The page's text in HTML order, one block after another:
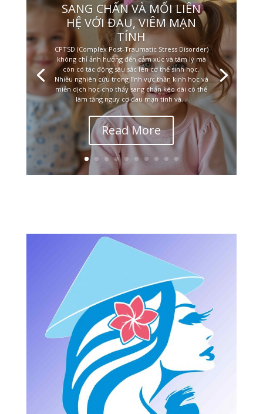
SANG CHẤN VÀ MỐI LIÊN
HỆ VỚI ĐAU, VIÊM MẠN
TÍNH
CPTSD (Complex Post-Traumatic Stress Disorder)
không chỉ ảnh hưởng đến cảm xúc và tâm lý mà
còn có tác động sâu sắc lên cơ thể sinh học.
Nhiều nghiên cứu trong lĩnh vực thần kinh học và
miễn dịch học cho thấy sang chấn kéo dài có thể
làm tăng nguy cơ đau mạn tính và...
Read More